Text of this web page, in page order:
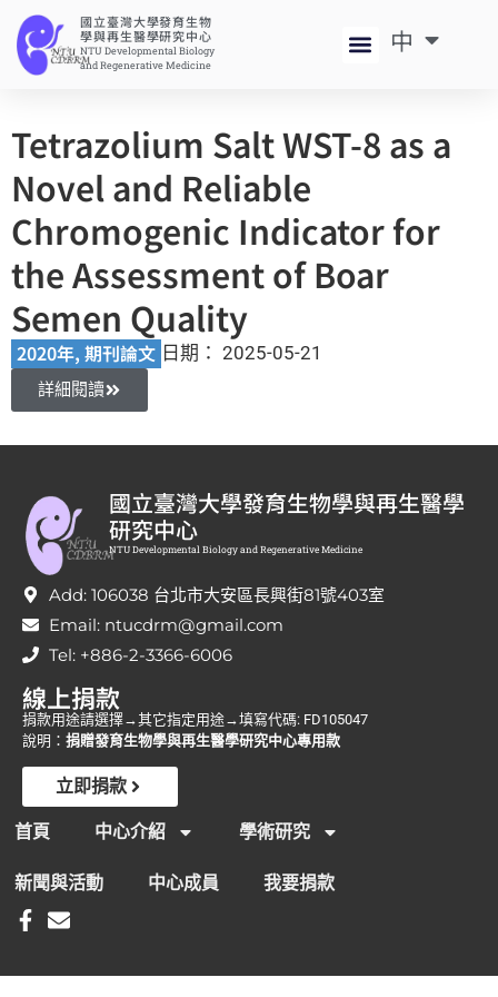
國立臺灣大學發育生物
學與再生醫學研究中心
NTU Developmental Biology
and Regenerative Medicine
中
EN
Tetrazolium Salt WST-8 as a
Novel and Reliable
Chromogenic Indicator for
the Assessment of Boar
Semen Quality
2020年, 期刊論文 日期： 2025-05-21
詳細閱讀
國立臺灣大學發育生物學與再生醫學
研究中心
NTU Developmental Biology and Regenerative Medicine
Add: 106038 台北市大安區長興街81號403室
Email: ntucdrm@gmail.com
Tel: +886-2-3366-6006
線上捐款
捐款用途請選擇→其它指定用途→填寫代碼: FD105047
說明： 捐贈發育生物學與再生醫學研究中心專用款
立即捐款
首頁 中心介紹 學術研究
新聞與活動 中心成員 我要捐款